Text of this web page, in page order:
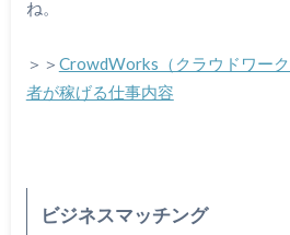
ね。
＞＞ CrowdWorks（クラウドワー
者が稼げる仕事内容
ビジネスマッチング